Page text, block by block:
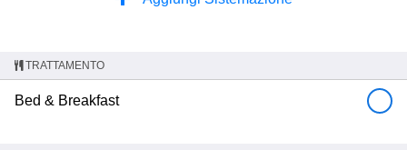
TRATTAMENTO
Bed & Breakfast